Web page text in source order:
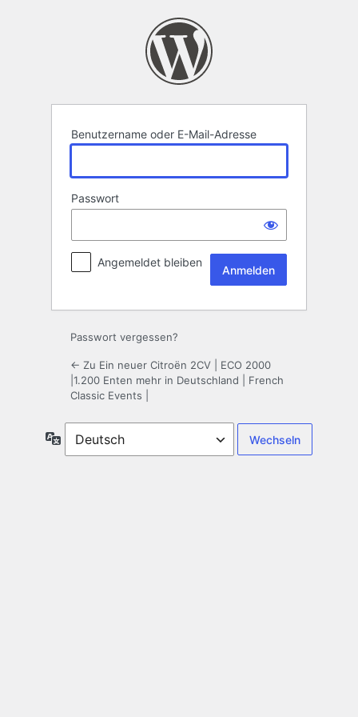
Benutzername oder E-Mail-Adresse
Passwort
Angemeldet bleiben
Passwort vergessen?
← Zu Ein neuer Citroën 2CV | ECO 2000
|1.200 Enten mehr in Deutschland | French
Classic Events |
Sprache